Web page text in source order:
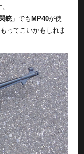
銃」でも MP40が使
ってこいかもしれま